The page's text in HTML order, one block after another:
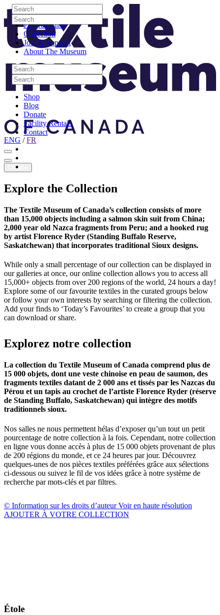
Skip to content
Visit
Programming
Collection
Join & Support
About The Museum
Search
Search
Search
Search
Shop
Blog
Donate
Facility Rentals
Contact
Youtube
Search
Search
Search
Search
Site Logo
ENG /FR
Donate
Explore the Collection
The Textile Museum of Canada’s collection consists of more
than 15,000 objects including a salmon skin suit from China;
2,000 year old Nazca fragments from Peru; and a hooked rug
by artist Florence Ryder (Standing Buffalo Reserve,
Saskatchewan) that incorporates traditional Sioux designs.
While only a small percentage of our collection can be displayed in
our galleries at once, our online collection allows you to access all
15,000+ objects from over 200 regions of the world, 24 hours a day!
Explore some of our favourite textiles in the curated groups below
or follow your own interests by searching or filtering the collection.
Add your finds to ‘Today’s Favourites’ to create a group that you
can download or share.
Explorez notre collection
La collection du Textile Museum of Canada comprend plus de
15 000 objets, dont une veste chinoise en peau de saumon, des
fragments textiles datant de 2 000 ans et tissés par les Nazcas du
Pérou et un tapis au crochet de l’artiste Florence Ryder (réserve
de Standing Buffalo, Saskatchewan) qui intègre des motifs
traditionnels sioux.
Nos salles ne nous permettent hélas d’exposer qu’un tout un petit
pourcentage de notre collection à la fois. Cependant, notre collection
en ligne vous donne accès à plus de 15 000 objets provenant de plus
de 200 régions du monde, et ce 24 heures par jour. Découvrez
quelques-unes de nos pièces textiles préférées grâce aux sélections
ci-dessous ou suivez le fil de vos idées grâce à notre système de
recherche par mots-clés et par filtres.
© Information sur les droits d’auteurVoir en haute résolution
AJOUTER À VOTRE COLLECTION
Étole